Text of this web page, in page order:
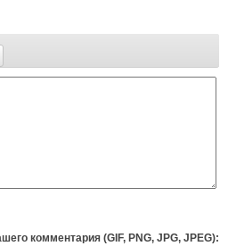
комментария (GIF, PNG, JPG, JPEG):